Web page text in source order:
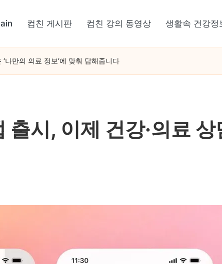
컴친 게시판 컴친 강의 동영상 생활속 건강정
나만의 의료 정보’에 맞춰 답해줍니다
시, 이제 건강·의료 상